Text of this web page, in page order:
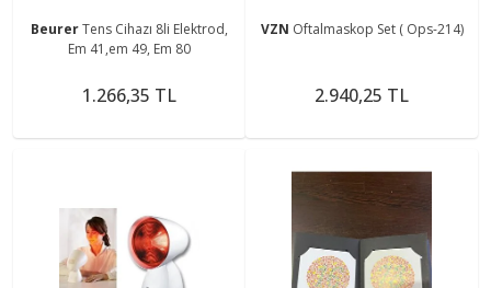
BeurerTens Cihazı 8li Elektrod,
Em 41,em 49, Em 80
1.266,35 TL
VZN Oftalmaskop Set ( Ops-214)
2.940,25 TL